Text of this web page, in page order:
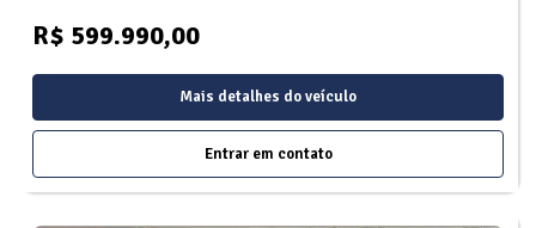
R$ 599.990,00
Mais detalhes do veículo
Entrar em contato